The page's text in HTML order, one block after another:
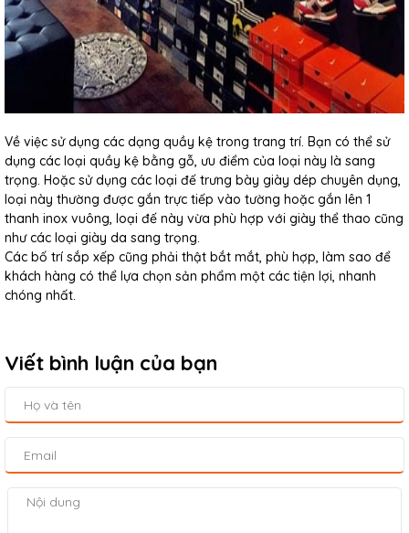
Về việc sử dụng các dạng quầy kệ trong trang trí. Bạn có thể sử
dụng các loại quầy kệ bằng gỗ, ưu điểm của loại này là sang
trọng. Hoặc sử dụng các loại đế trưng bày giày dép chuyên dụng,
loại này thường được gắn trực tiếp vào tường hoặc gắn lên 1
thanh inox vuông, loại đế này vừa phù hợp với giày thể thao cũng
như các loại giày da sang trọng.
Các bố trí sắp xếp cũng phải thật bắt mắt, phù hợp, làm sao để
khách hàng có thể lựa chọn sản phẩm một các tiện lợi, nhanh
chóng nhất.
Viết bình luận của bạn